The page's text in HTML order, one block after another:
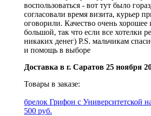
воспользоваться - вот тут было
согласовали время визита, курьер
оговорили. Качество очень хорошее
большой, так что если все хотелки
никаких денег) P.S. мальчикам
и помощь в выборе
Доставка в г. Саратов 25 ноября
Товары в заказе:
брелок Грифон с Университетской
500 руб.